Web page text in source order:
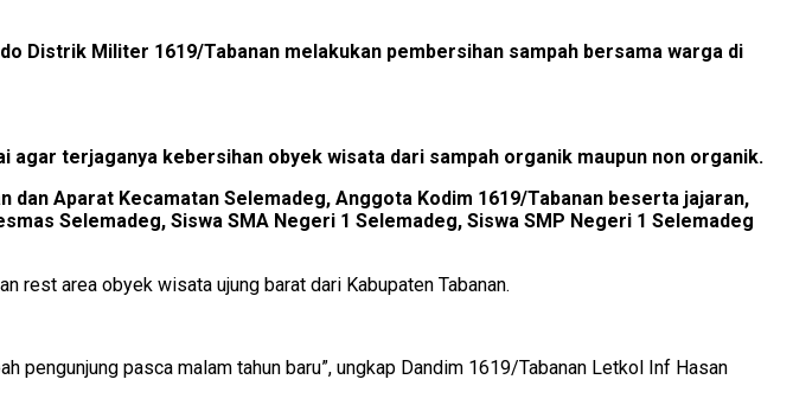
Distrik Militer 1619/Tabanan melakukan pembersihan sampah bersama warga di
terjaganya kebersihan obyek wisata dari sampah organik maupun non organik.
Aparat Kecamatan Selemadeg, Anggota Kodim 1619/Tabanan beserta jajaran,
Selemadeg, Siswa SMA Negeri 1 Selemadeg, Siswa SMP Negeri 1 Selemadeg
rest area obyek wisata ujung barat dari Kabupaten Tabanan.
pengunjung pasca malam tahun baru”, ungkap Dandim 1619/Tabanan Letkol Inf Hasan